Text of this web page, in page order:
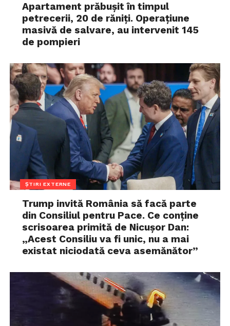
Apartament prăbușit în timpul
petrecerii, 20 de răniți. Operațiune
masivă de salvare, au intervenit 145
de pompieri
ȘTIRI EXTERNE
Trump invită România să facă parte
din Consiliul pentru Pace. Ce conține
scrisoarea primită de Nicușor Dan:
„Acest Consiliu va fi unic, nu a mai
existat niciodată ceva asemănător”